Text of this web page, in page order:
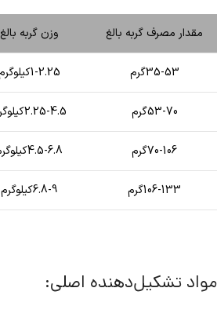
مقدار مصرف گربه بالغ وزن گربه بالغ
35-53گرم 1-2.25کیلوگرم
53-70گرم 2.25-4.5کیلوگرم
70-106گرم 4.5-6.8کیلوگرم
106-133گرم 6.8-9کیلوگرم
مواد تشکیل‌دهنده اصلی: